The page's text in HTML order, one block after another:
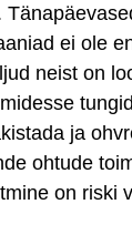
ei ole
neist on
ja
ohtude
on riski